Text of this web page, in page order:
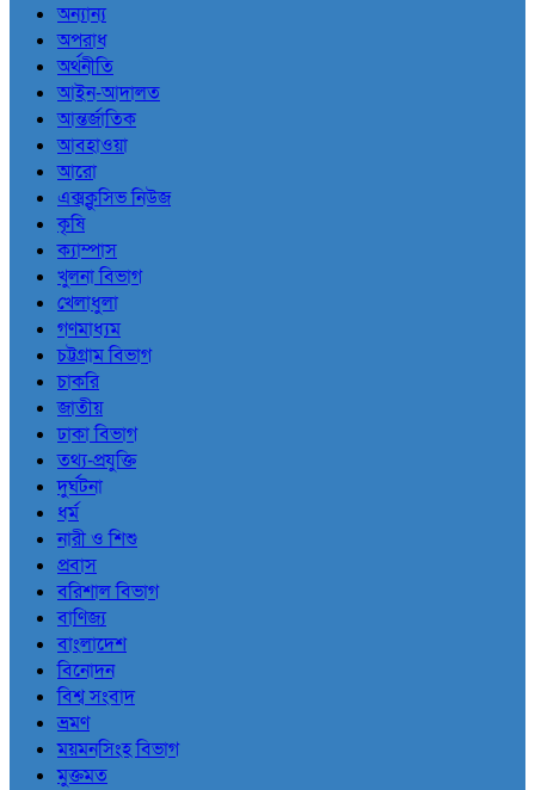
অন্যান্য
অপরাধ
অর্থনীতি
আইন-আদালত
আন্তর্জাতিক
আবহাওয়া
আরো
এক্সক্লুসিভ নিউজ
কৃষি
ক্যাম্পাস
খুলনা বিভাগ
খেলাধুলা
গণমাধ্যম
চট্টগ্রাম বিভাগ
চাকরি
জাতীয়
ঢাকা বিভাগ
তথ্য-প্রযুক্তি
দুর্ঘটনা
ধর্ম
নারী ও শিশু
প্রবাস
বরিশাল বিভাগ
বাণিজ্য
বাংলাদেশ
বিনোদন
বিশ্ব সংবাদ
ভ্রমণ
ময়মনসিংহ বিভাগ
মুক্তমত